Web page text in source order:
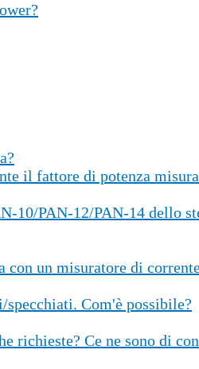
il fattore di potenza
10/PAN-12/PAN-14 dello
un misuratore di
Com'è possibile?
richieste? Ce ne sono di